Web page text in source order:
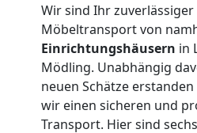
Wir sind Ihr
Möbeltransport von
Einrichtungshäusern in
Mödling. Unabhängig
neuen Schätze
wir einen sicheren und
Transport. Hier sind